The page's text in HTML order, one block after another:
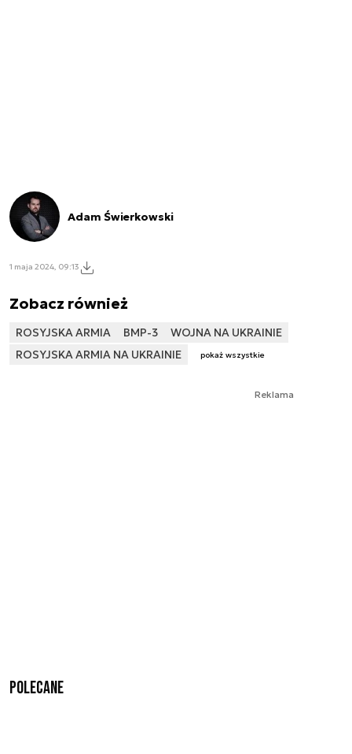
Adam Świerkowski
1 maja 2024, 09:13
Zobacz również
ROSYJSKA ARMIA BMP-3
WOJNA NA UKRAINIE
ROSYJSKA ARMIA NA UKRAINIE
pokaż wszystkie
Reklama
Polecane